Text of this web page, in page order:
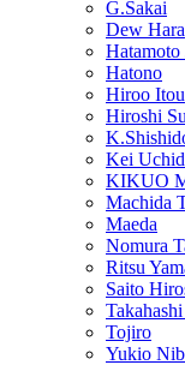
G.Sakai
Dew Hara
Hatamoto
Hatono
Hiroo Itou
Hiroshi
Kei
KIKUO
Machida
Maeda
Nomura
Ritsu
Saito
Tojiro
Yukio